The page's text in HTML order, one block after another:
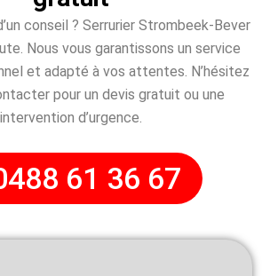
conseil ? Serrurier Strombeek-Bever
Nous vous garantissons un service
et adapté à vos attentes. N’hésitez
pour un devis gratuit ou une
intervention d’urgence.
61 36 67